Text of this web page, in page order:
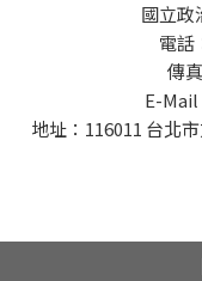
國立政
電話
傳
E-
地址：116011 台北